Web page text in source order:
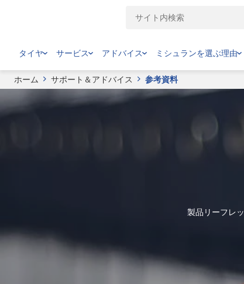
タイヤ サービス アドバイス ミシュランを選ぶ理由
ホーム サポート＆アドバイス 参考資料
製品リーフレ